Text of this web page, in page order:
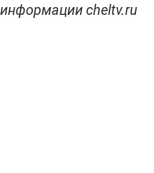
cheltv.ru